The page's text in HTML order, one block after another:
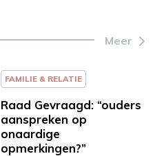
Meer
FAMILIE & RELATIE
Raad Gevraagd: “ouders
aanspreken op
onaardige
opmerkingen?”